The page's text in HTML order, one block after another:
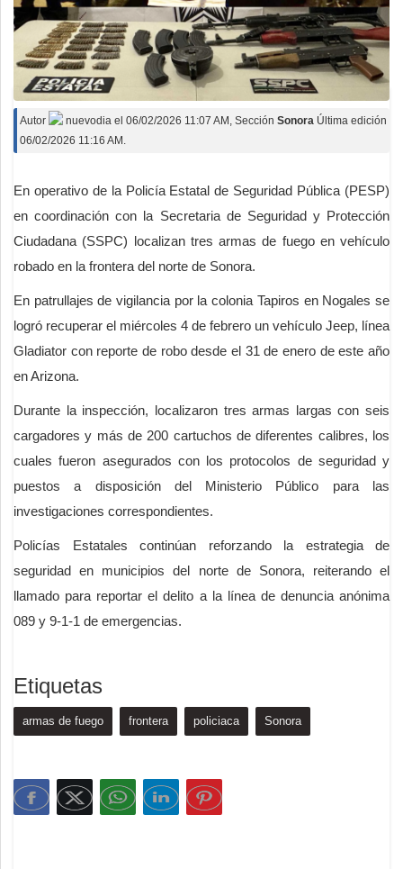
Autor nuevodia el 06/02/2026 11:07 AM , Sección Sonora Última edición
06/02/2026 11:16 AM.
En operativo de la Policía Estatal de Seguridad Pública (PESP)
en coordinación con la Secretaria de Seguridad y Protección
Ciudadana (SSPC) localizan tres armas de fuego en vehículo
robado en la frontera del norte de Sonora.
En patrullajes de vigilancia por la colonia Tapiros en Nogales se
logró recuperar el miércoles 4 de febrero un vehículo Jeep, línea
Gladiator con reporte de robo desde el 31 de enero de este año
en Arizona.
Durante la inspección, localizaron tres armas largas con seis
cargadores y más de 200 cartuchos de diferentes calibres, los
cuales fueron asegurados con los protocolos de seguridad y
puestos a disposición del Ministerio Público para las
investigaciones correspondientes.
Policías Estatales continúan reforzando la estrategia de
seguridad en municipios del norte de Sonora, reiterando el
llamado para reportar el delito a la línea de denuncia anónima
089 y 9-1-1 de emergencias.
Etiquetas
armas de fuego frontera policiaca Sonora